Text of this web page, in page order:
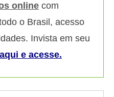
online com
o Brasil, acesso
Invista em seu
e acesse.